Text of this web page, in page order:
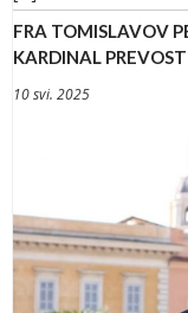
FRA TOMISLAVOV
KARDINAL
10 svi. 2025